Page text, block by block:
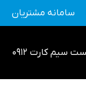
سامانه مشتریان
سیم کارت 0912